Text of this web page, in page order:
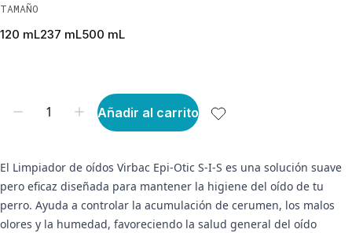
TAMAÑO
120 mL237 mL500 mL
Añadir al carrito
El Limpiador de oídos Virbac Epi-Otic S-I-S es una solución suave
pero eficaz diseñada para mantener la higiene del oído de tu
perro. Ayuda a controlar la acumulación de cerumen, los malos
olores y la humedad, favoreciendo la salud general del oído